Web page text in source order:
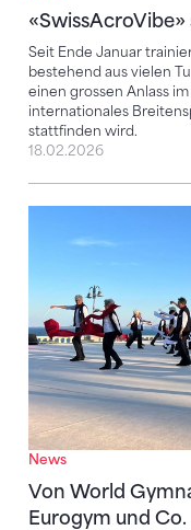
Seit Ende Januar
bestehend aus vielen
einen grossen Anlass
internationales
stattfinden wird.
18.02.2026
News
Von World
Eurogym und Co.
Von World